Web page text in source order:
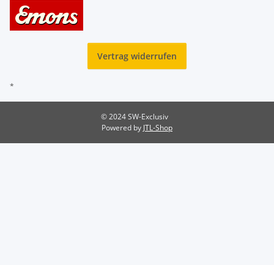
Vertrag widerrufen
*
© 2024 SW-Exclusiv
Powered by JTL-Shop